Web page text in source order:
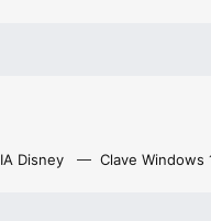
IA Disney Clave Windows